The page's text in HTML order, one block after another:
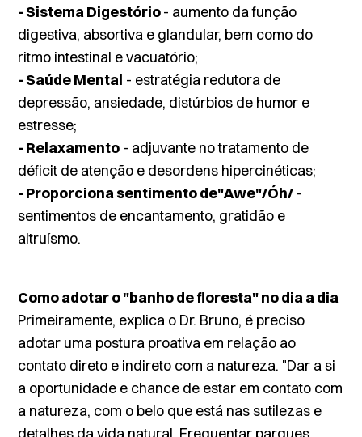
- Sistema Digestório- aumento da função
digestiva, absortiva e glandular, bem como do
ritmo intestinal e vacuatório;
- Saúde Mental - estratégia redutora de
depressão, ansiedade, distúrbios de humor e
estresse;
- Relaxamento - adjuvante no tratamento de
déficit de atenção e desordens hipercinéticas;
- Proporciona sentimento de"Awe"/Óh/-
sentimentos de encantamento, gratidão e
altruísmo.
Como adotar o "banho de floresta" no dia a dia
Primeiramente, explica o Dr. Bruno, é preciso
adotar uma postura proativa em relação ao
contato direto e indireto com a natureza. "Dar a si
a oportunidade e chance de estar em contato com
a natureza, com o belo que está nas sutilezas e